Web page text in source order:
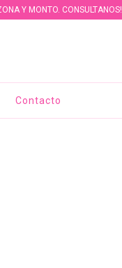
Y MONTO. CONSULTANOS!
Contacto